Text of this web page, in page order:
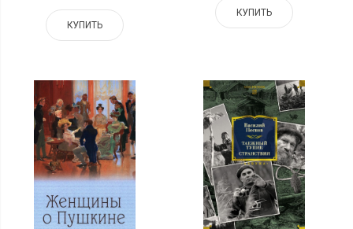
КУПИТЬ
КУПИТЬ